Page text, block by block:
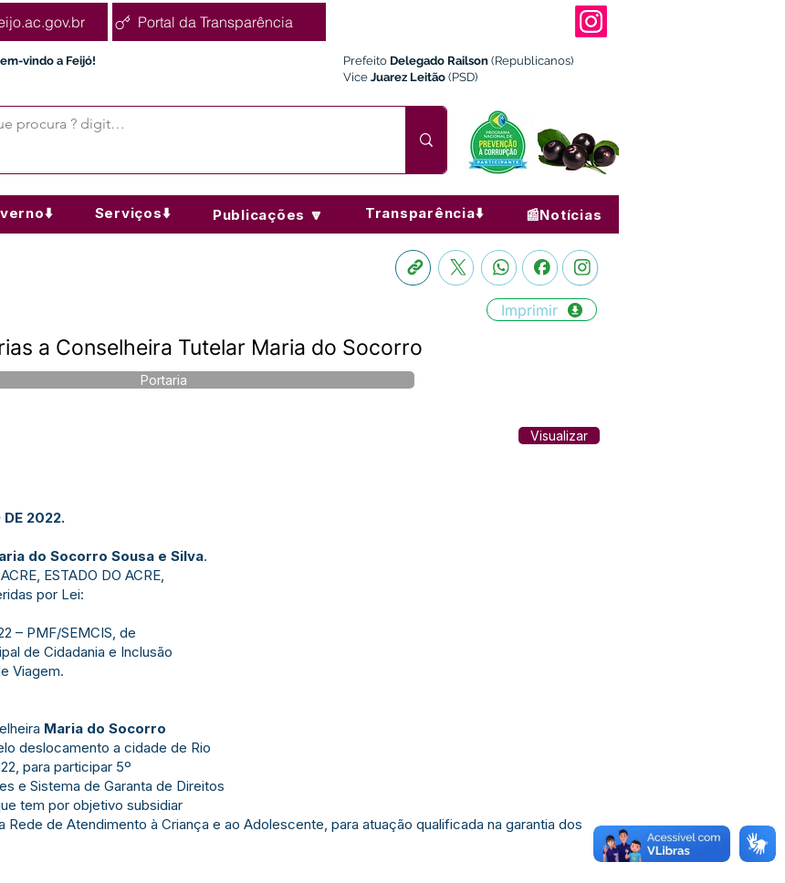
Portal da Transparência
vindo a Feijó! Prefeito Delegado Railson (Republicanos)
Vice Juarez Leitão (PSD)
Serviços⬇️ Publicações 🔽 Transparência⬇️ 📰Notícias
Imprimir
a Conselheira Tutelar Maria do Socorro
Portaria
Visualizar
DE 2022.
do Socorro Sousa e Silva.
ESTADO DO ACRE,
por Lei:
– PMF/SEMCIS, de
de Cidadania e Inclusão
Viagem.
Maria do Socorro
deslocamento a cidade de Rio
para participar 5º
e Sistema de Garanta de Direitos
tem por objetivo subsidiar
de Atendimento à Criança e ao Adolescente, para atuação qualificada na garantia dos